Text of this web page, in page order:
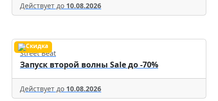
Действует до 10.08.2026
Street Beat
Запуск второй волны Sale до -70%
Действует до 10.08.2026